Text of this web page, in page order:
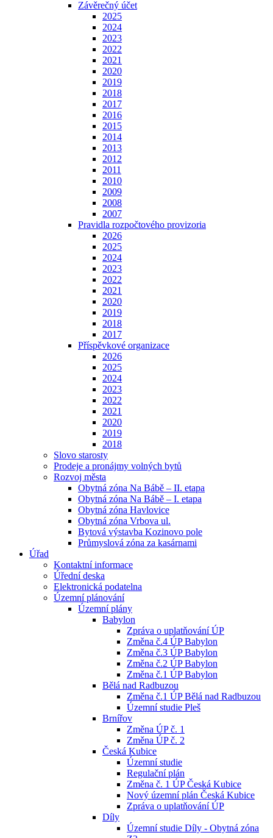
Závěrečný účet
2025
2024
2023
2022
2021
2020
2019
2018
2017
2016
2015
2014
2013
2012
2011
2010
2009
2008
2007
Pravidla rozpočtového provizoria
2026
2025
2024
2023
2022
2021
2020
2019
2018
2017
Příspěvkové organizace
2026
2025
2024
2023
2022
2021
2020
2019
2018
Slovo starosty
Prodeje a pronájmy volných bytů
Rozvoj města
Obytná zóna Na Bábě – II. etapa
Obytná zóna Na Bábě – I. etapa
Obytná zóna Havlovice
Obytná zóna Vrbova ul.
Bytová výstavba Kozinovo pole
Průmyslová zóna za kasárnami
Úřad
Kontaktní informace
Úřední deska
Elektronická podatelna
Územní plánování
Územní plány
Babylon
Zpráva o uplatňování ÚP
Změna č.4 ÚP Babylon
Změna č.3 ÚP Babylon
Změna č.2 ÚP Babylon
Změna č.1 ÚP Babylon
Bělá nad Radbuzou
Změna č.1 ÚP Bělá nad Radbuzou
Územní studie Pleš
Brnířov
Změna ÚP č. 1
Změna ÚP č. 2
Česká Kubice
Územní studie
Regulační plán
Změna č. 1 ÚP Česká Kubice
Nový územní plán Česká Kubice
Zpráva o uplatňování ÚP
Díly
Územní studie Díly - Obytná zóna